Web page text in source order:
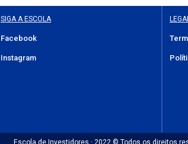
SIGA A ESCOLA
Facebook
Instagram
Escola de Investidores · 2022 © Todos os direitos